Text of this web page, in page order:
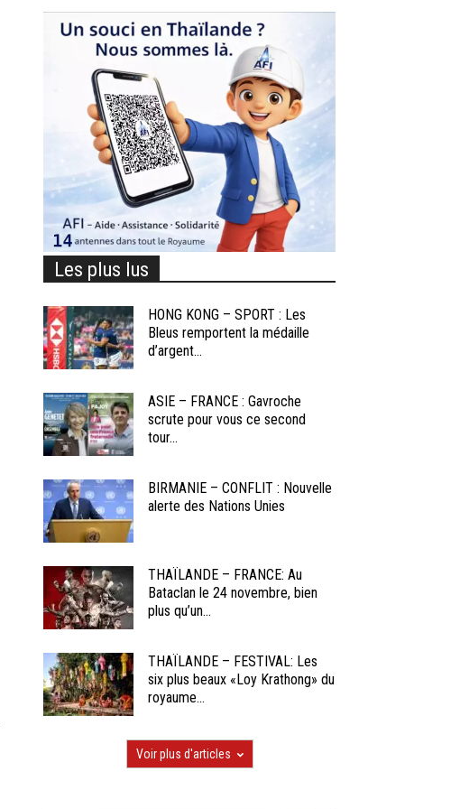
Les plus lus
HONG KONG – SPORT : Les
Bleus remportent la médaille
d’argent...
ASIE – FRANCE : Gavroche
scrute pour vous ce second
tour...
BIRMANIE – CONFLIT : Nouvelle
alerte des Nations Unies
THAÏLANDE – FRANCE: Au
Bataclan le 24 novembre, bien
plus qu’un...
THAÏLANDE – FESTIVAL: Les
six plus beaux «Loy Krathong» du
royaume...
Voir plus d'articles